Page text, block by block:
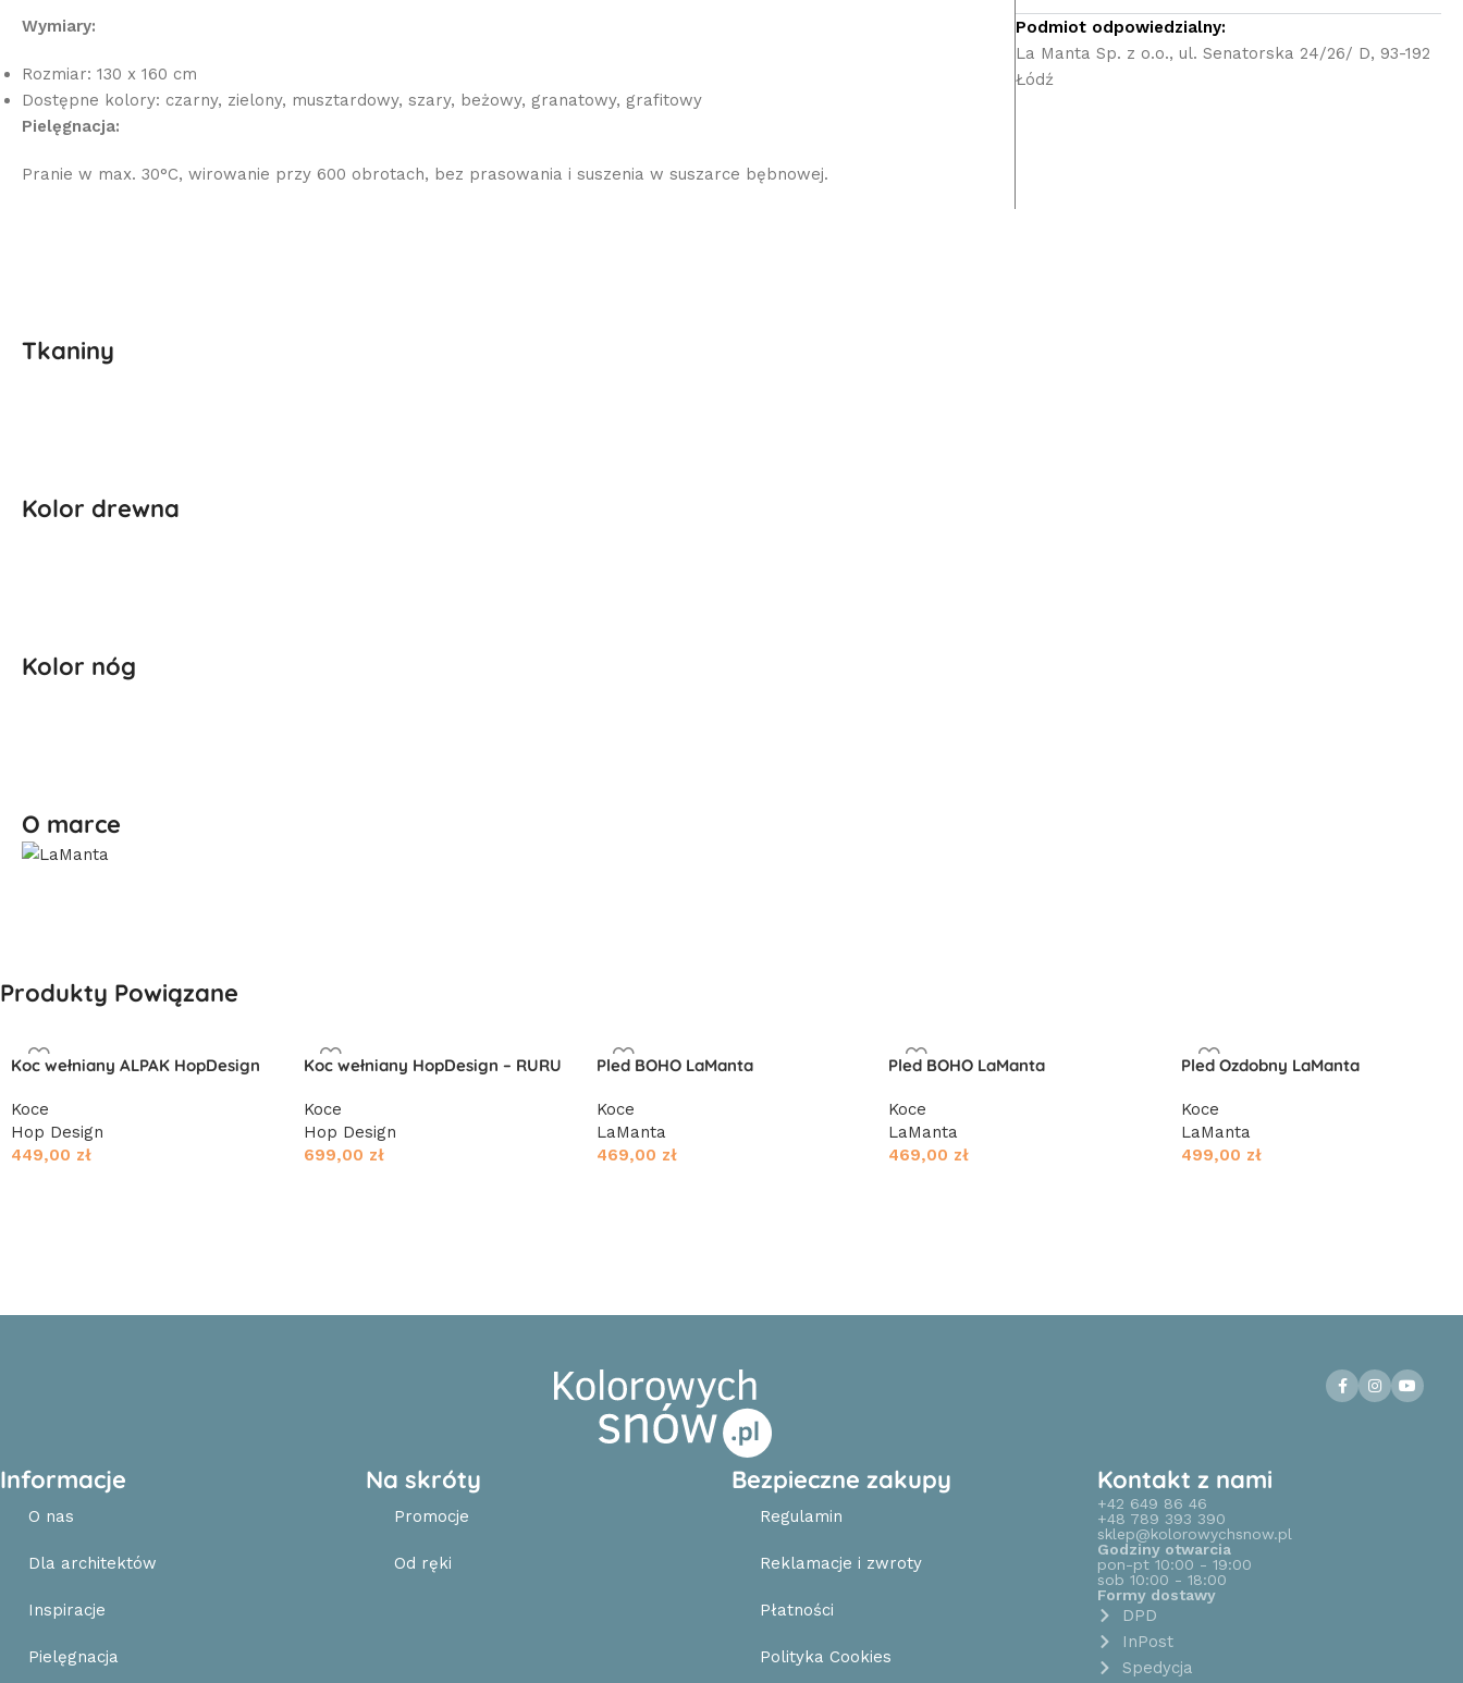
Wymiary:
Rozmiar: 130 x 160 cm
Dostępne kolory: czarny, zielony, musztardowy, szary, beżowy, granatowy, grafitowy
Pielęgnacja:
Pranie w max. 30°C, wirowanie przy 600 obrotach, bez prasowania i suszenia w suszarce bębnowej.
Podmiot odpowiedzialny:
La Manta Sp. z o.o., ul. Senatorska 24/26/ D, 93-192
Łódź
Tkaniny
Kolor drewna
Kolor nóg
O marce
Produkty Powiązane
Koc wełniany ALPAK HopDesign
Koce
Hop Design
449,00 zł
Koc wełniany HopDesign – RURU
Koce
Hop Design
699,00 zł
Pled BOHO LaManta
Koce
LaManta
469,00 zł
Pled BOHO LaManta
Koce
LaManta
469,00 zł
Pled Ozdobny LaManta
Koce
LaManta
499,00 zł
Informacje
O nas
Dla architektów
Inspiracje
Pielęgnacja
Na skróty
Promocje
Od ręki
Bezpieczne zakupy
Regulamin
Reklamacje i zwroty
Płatności
Polityka Cookies
Kontakt z nami
+42 649 86 46
+48 789 393 390
sklep@kolorowychsnow.pl
Godziny otwarcia
pon-pt 10:00 - 19:00
sob 10:00 - 18:00
Formy dostawy
DPD
InPost
Spedycja